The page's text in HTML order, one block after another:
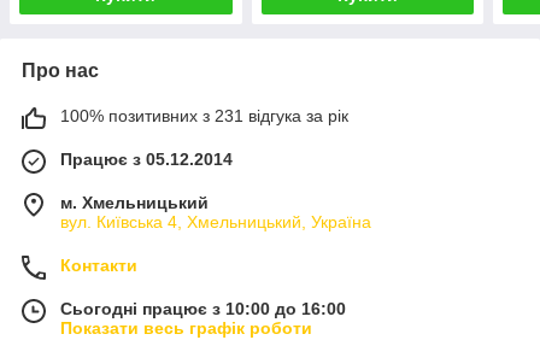
Про нас
100% позитивних з 231 відгука за рік
Працює з 05.12.2014
м. Хмельницький
вул. Київська 4, Хмельницький, Україна
Контакти
Сьогодні працює з 10:00 до 16:00
Показати весь графік роботи